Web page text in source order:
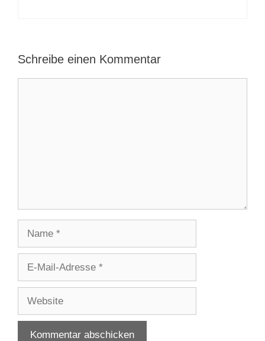
Schreibe einen Kommentar
Adresse